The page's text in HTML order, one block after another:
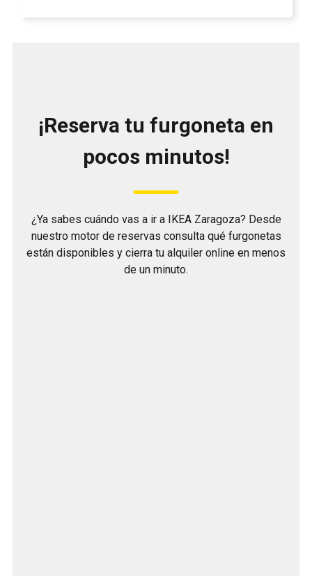
¡Reserva tu furgoneta en
pocos minutos!
¿Ya sabes cuándo vas a ir a IKEA Zaragoza? Desde
nuestro motor de reservas consulta qué furgonetas
están disponibles y cierra tu alquiler online en menos
de un minuto.